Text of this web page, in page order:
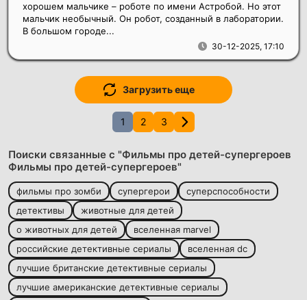
30-12-2025, 17:10
хорошем мальчике – роботе по имени Астробой. Но этот
мальчик необычный. Он робот, созданный в лаборатории.
В большом городе...
Загрузить еще
1 2 3
Поиски связанные с "Фильмы про детей-супергероев
Фильмы про детей-супергероев"
фильмы про зомби супергерои
суперспособности
детективы
животные для детей
о животных для детей
вселенная marvel
российские детективные сериалы
вселенная dc
лучшие британские детективные сериалы
лучшие американские детективные сериалы